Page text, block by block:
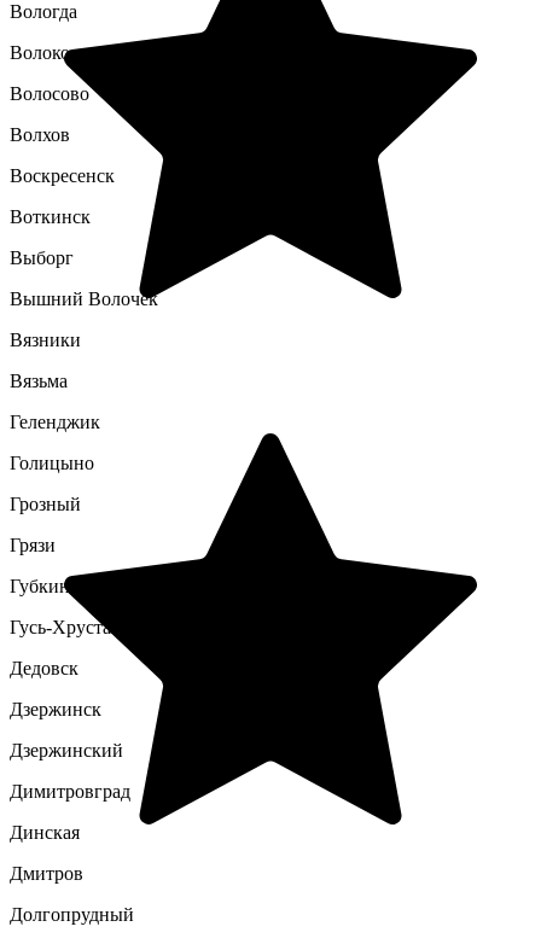
Вологда
Волоколамск
Волосово
Волхов
Воскресенск
Воткинск
Выборг
Вышний Волочек
Вязники
Вязьма
Геленджик
Голицыно
Грозный
Грязи
Губкин
Гусь-Хрустальный
Дедовск
Дзержинск
Дзержинский
Димитровград
Динская
Дмитров
Долгопрудный